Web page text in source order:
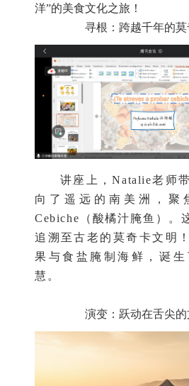
洋”的美食文化之旅！
寻根：跨越千年的
讲座上，Natalie老师
向了遥远的南美洲，
Cebiche（酸橘汁腌鱼）。
追溯至古老的莫奇卡文明
果与食盐腌制海鲜，诞生
慧。
演变：跃动在舌尖